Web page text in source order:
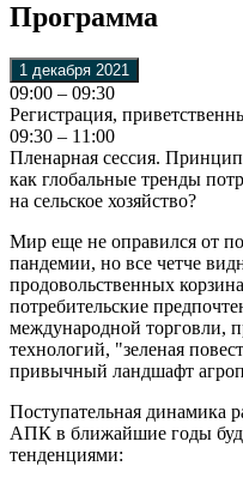
Программа
1 декабря 2021
09:00 – 09:30
Регистрация,
09:30 – 11:00
Пленарная сессия.
как глобальные тренды
на сельское хозяйство?
Мир еще не оправился от
пандемии, но все четче
продовольственных
потребительские
международной торговли,
технологий, "зеленая
привычный ландшафт
Поступательная динамика
АПК в ближайшие годы
тенденциями: